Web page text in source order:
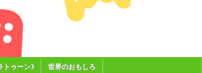
トゥーン3
世界のおもしろ